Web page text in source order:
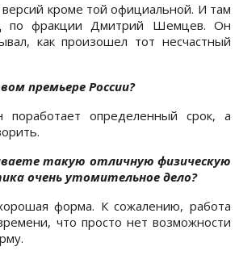
кроме той официальной. И там
по фракции Дмитрий Шемцев. Он
как произошел тот несчастный
премьере России?
поработает определенный срок, а
такую отличную физическую
очень утомительное дело?
форма. К сожалению, работа
что просто нет возможности